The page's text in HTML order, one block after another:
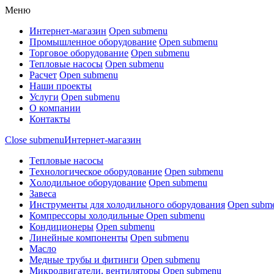
Меню
Интернет-магазин Open submenu
Промышленное оборудование Open submenu
Торговое оборудование Open submenu
Тепловые насосы Open submenu
Расчет Open submenu
Наши проекты
Услуги Open submenu
О компании
Контакты
Close submenuИнтернет-магазин
Tепловые насосы
Tехнологическое оборудование Open submenu
Xолодильное оборудование Open submenu
Завеса
Инструменты для холодильного оборудования Open
Компрессоры холодильные Open submenu
Кондиционеры Open submenu
Линейные компоненты Open submenu
Масло
Медные трубы и фитинги Open submenu
Микродвигатели, вентиляторы Open submenu